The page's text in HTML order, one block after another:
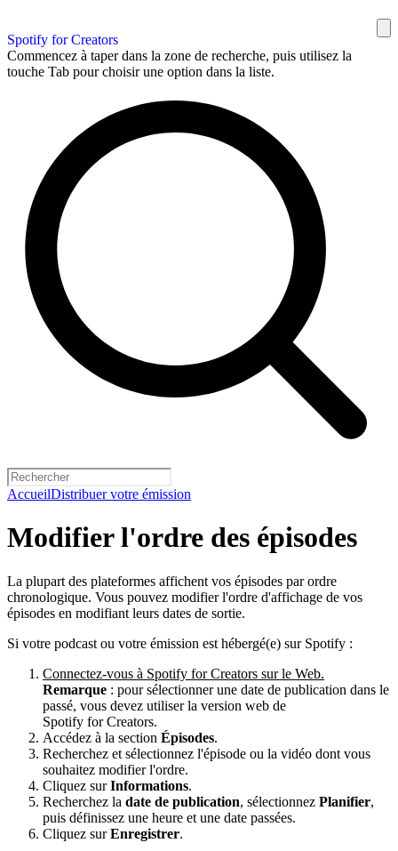
Spotify for Creators
Commencez à taper dans la zone de recherche, puis utilisez la
touche Tab pour choisir une option dans la liste.
AccueilDistribuer votre émission
Modifier l'ordre des épisodes
La plupart des plateformes affichent vos épisodes par ordre
chronologique. Vous pouvez modifier l'ordre d'affichage de vos
épisodes en modifiant leurs dates de sortie.
Si votre podcast ou votre émission est hébergé(e) sur Spotify :
Connectez-vous à Spotify for Creators sur le Web.
Remarque : pour sélectionner une date de publication dans le
passé, vous devez utiliser la version web de
Spotify for Creators.
Accédez à la section Épisodes.
Recherchez et sélectionnez l'épisode ou la vidéo dont vous
souhaitez modifier l'ordre.
Cliquez surInformations.
Recherchez la date de publication, sélectionnez Planifier,
puis définissez une heure et une date passées.
Cliquez surEnregistrer.